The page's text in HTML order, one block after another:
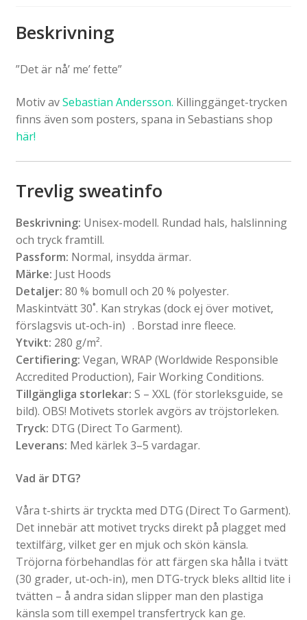
Beskrivning
”Det är nå’ me’ fette”
Motiv avSebastian Andersson. Killinggänget-trycken
finns även som posters, spana in Sebastians shop
här!
Trevlig sweatinfo
Beskrivning: Unisex-modell. Rundad hals, halslinning
och tryck framtill.
Passform: Normal, insydda ärmar.
Märke: Just Hoods
Detaljer: 80 % bomull och 20 % polyester.
Maskintvätt 30˚. Kan strykas (dock ej över motivet,
förslagsvis ut-och-in) . Borstad inre fleece.
Ytvikt: 280 g/m².
Certifiering: Vegan, WRAP (Worldwide Responsible
Accredited Production), Fair Working Conditions.
Tillgängliga storlekar: S – XXL (för storleksguide, se
bild). OBS! Motivets storlek avgörs av tröjstorleken.
Tryck: DTG (Direct To Garment).
Leverans: Med kärlek 3–5 vardagar.
Vad är DTG?
Våra t-shirts är tryckta med DTG (Direct To Garment).
Det innebär att motivet trycks direkt på plagget med
textilfärg, vilket ger en mjuk och skön känsla.
Tröjorna förbehandlas för att färgen ska hålla i tvätt
(30 grader, ut-och-in), men DTG-tryck bleks alltid lite i
tvätten – å andra sidan slipper man den plastiga
känsla som till exempel transfertryck kan ge.